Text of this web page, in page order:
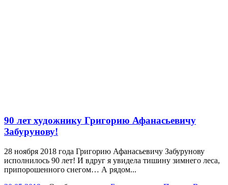
90 лет художнику Григорию Афанасьевичу
Забурунову!
28 ноября 2018 года Григорию Афанасьевичу Забурунову
исполнилось 90 лет! И вдруг я увидела тишину зимнего леса,
припорошенного снегом… А рядом...